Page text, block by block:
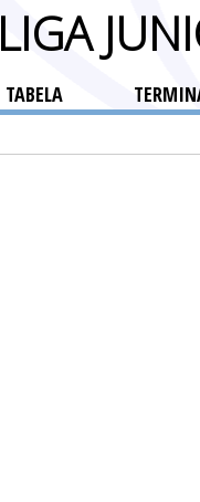
LIGA
TABELA